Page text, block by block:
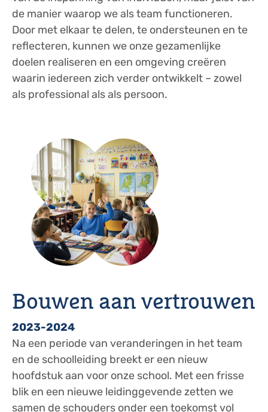
de manier waarop we als team functioneren.
Door met elkaar te delen, te ondersteunen en te
reflecteren, kunnen we onze gezamenlijke
doelen realiseren en een omgeving creëren
waarin iedereen zich verder ontwikkelt – zowel
als professional als als persoon.
Bouwen aan vertrouwen
2023-2024
​Na een periode van veranderingen in het team
en de schoolleiding breekt er een nieuw
hoofdstuk aan voor onze school. Met een frisse
blik en een nieuwe leidinggevende zetten we
samen de schouders onder een toekomst vol